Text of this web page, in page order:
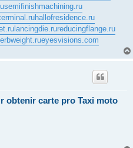
semifinishmachining.ru
hallofresidence.ru
lancingdie.rureducingflange.ru
eyesvisions.com
obtenir carte pro Taxi moto